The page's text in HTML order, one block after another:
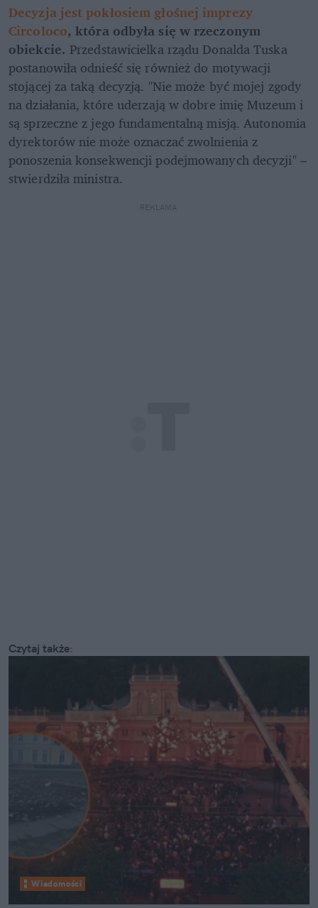
Decyzja jest pokłosiem głośnej imprezy
Circoloco, która odbyła się w rzeczonym
obiekcie. Przedstawicielka rządu Donalda Tuska
postanowiła odnieść się również do motywacji
stojącej za taką decyzją. "Nie może być mojej zgody
na działania, które uderzają w dobre imię Muzeum i
są sprzeczne z jego fundamentalną misją. Autonomia
dyrektorów nie może oznaczać zwolnienia z
ponoszenia konsekwencji podejmowanych decyzji" –
stwierdziła ministra.
REKLAMA
Czytaj także:
Wiadomości